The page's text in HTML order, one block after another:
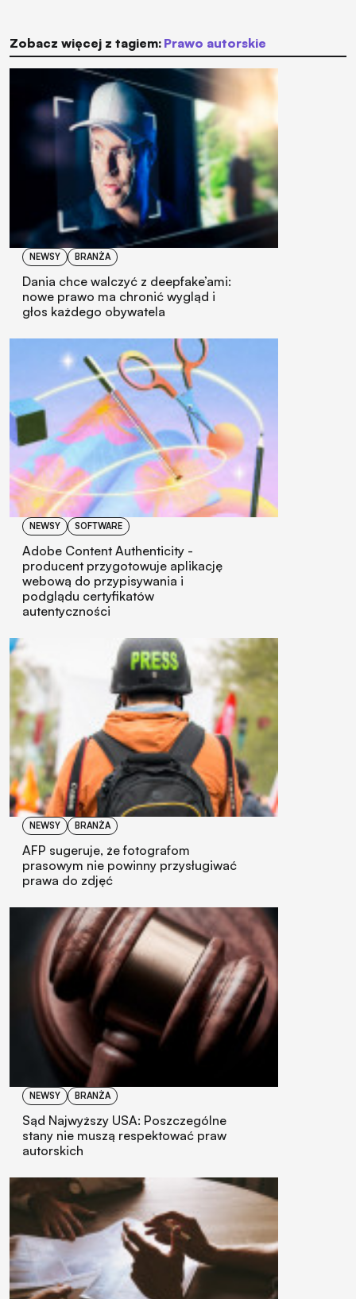
Zobacz więcej z tagiem: prawo autorskie
NEWSY BRANŻA
Dania chce walczyć z deepfake’ami:
nowe prawo ma chronić wygląd i
głos każdego obywatela
NEWSY SOFTWARE
Adobe Content Authenticity -
producent przygotowuje aplikację
webową do przypisywania i
podglądu certyfikatów
autentyczności
NEWSY BRANŻA
AFP sugeruje, że fotografom
prasowym nie powinny przysługiwać
prawa do zdjęć
NEWSY BRANŻA
Sąd Najwyższy USA: Poszczególne
stany nie muszą respektować praw
autorskich